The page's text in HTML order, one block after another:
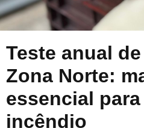
Teste anual
Zona Norte:
essencial
incêndio